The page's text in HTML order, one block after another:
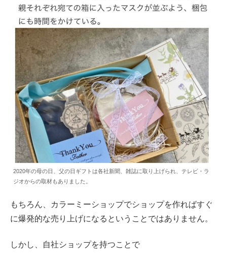
2020年の母の日、父の日ギフトは各社新聞、雑誌に取り上げられ、テレビ・ラ
ジオからの取材もありました。
もちろん、カラーミーショップでショップを作ればすぐ
に爆発的な売り上げになるということではありません。
しかし、自社ショップを持つことで